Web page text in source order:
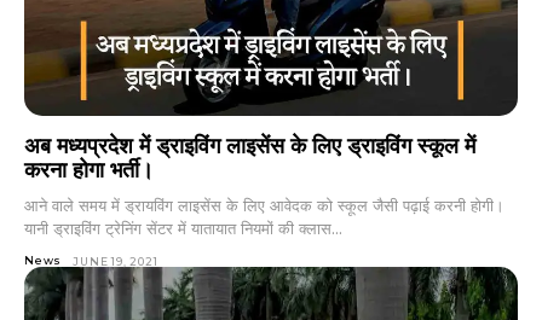
अब मध्यप्रदेश में ड्राइविंग लाइसेंस के लिए ड्राइविंग स्कूल में
करना होगा भर्ती।
आने वाले समय में ड्रायविंग लाइसेंस के लिए आवेदक को स्कूल जैसी पढ़ाई करनी होगी।
यानी ड्राइविंग ट्रेनिंग सेंटर में यातायात नियमों की क्लास...
News JUNE 19, 2021